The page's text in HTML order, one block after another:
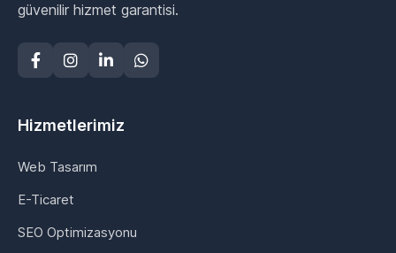
güvenilir hizmet garantisi.
Hizmetlerimiz
Web Tasarım
E-Ticaret
SEO Optimizasyonu